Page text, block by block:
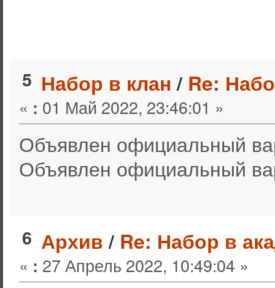
5 Набор в клан/ Re:
« : 01 Май 2022, 23:46:01 »
Объявлен официальный
Объявлен официальный
6 Архив/ Re: Набор в
« : 27 Апрель 2022, 10:49:04 »